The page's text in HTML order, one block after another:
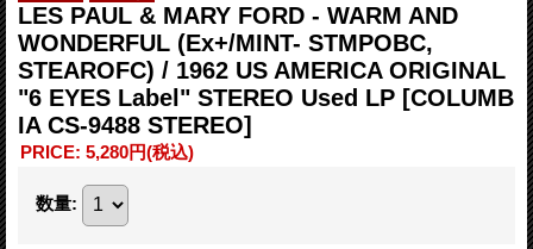
LES PAUL & MARY FORD - WARM AND
WONDERFUL (Ex+/MINT- STMPOBC,
STEAROFC) / 1962 US AMERICA ORIGINAL
"6 EYES Label" STEREO Used LP [COLUMB
IA CS-9488 STEREO]
PRICE: 5,280円(税込)
数量: